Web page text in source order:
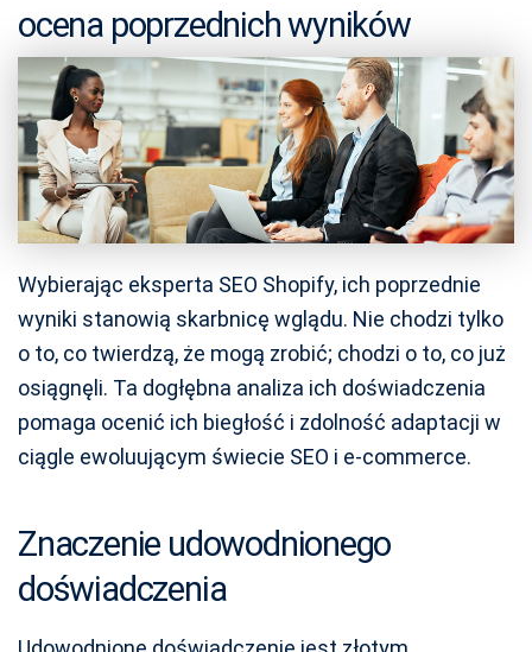
ocena poprzednich wyników
Wybierając eksperta SEO Shopify, ich poprzednie
wyniki stanowią skarbnicę wglądu. Nie chodzi tylko
o to, co twierdzą, że mogą zrobić; chodzi o to, co już
osiągnęli. Ta dogłębna analiza ich doświadczenia
pomaga ocenić ich biegłość i zdolność adaptacji w
ciągle ewoluującym świecie SEO i e-commerce.
Znaczenie udowodnionego
doświadczenia